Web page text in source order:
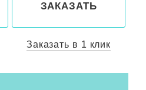
ЗАКАЗАТЬ
Заказать в 1 клик